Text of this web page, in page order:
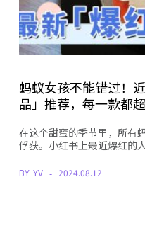
蚂蚁女孩不能错过！
品」推荐，每一款都超
在这个甜蜜的季节里，所有
俘获。小红书上最近爆红的
BY YV 2024.08.12